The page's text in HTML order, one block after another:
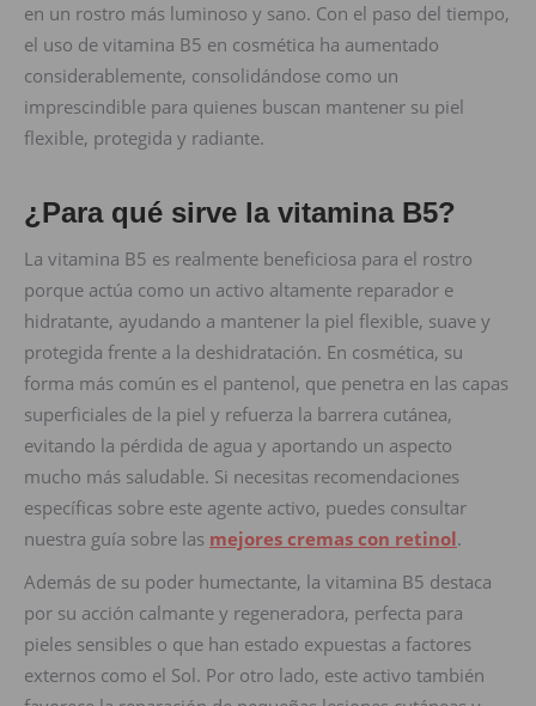
en un rostro más luminoso y sano. Con el paso del tiempo,
el uso de vitamina B5 en cosmética ha aumentado
considerablemente, consolidándose como un
imprescindible para quienes buscan mantener su piel
flexible, protegida y radiante.
¿Para qué sirve la vitamina B5?
La vitamina B5 es realmente beneficiosa para el rostro
porque actúa como un activo altamente reparador e
hidratante, ayudando a mantener la piel flexible, suave y
protegida frente a la deshidratación. En cosmética, su
forma más común es el pantenol, que penetra en las capas
superficiales de la piel y refuerza la barrera cutánea,
evitando la pérdida de agua y aportando un aspecto
mucho más saludable. Si necesitas recomendaciones
específicas sobre este agente activo, puedes consultar
nuestra guía sobre las mejores cremas con retinol.
Además de su poder humectante, la vitamina B5 destaca
por su acción calmante y regeneradora, perfecta para
pieles sensibles o que han estado expuestas a factores
externos como el Sol. Por otro lado, este activo también